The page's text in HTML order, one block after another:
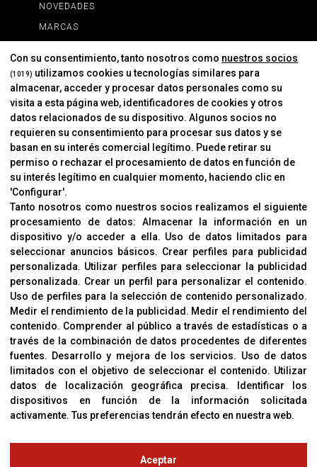
NOVEDADES
MARCAS
INFORMACIÓN
Contacto
Cambios Y Devoluciones
CORVER
Aviso Legal
Sobre Nosotros
Cookies
Política De Privacidad
OFICINAS
C/ Coneixement 5, 08850
Gavà (Barcelona)
CONTACTO
T. (+34) 93 638 38 60
corver@corver.es
Con su consentimiento, tanto nosotros como nuestros socios
(1019) utilizamos cookies u tecnologías similares para
almacenar, acceder y procesar datos personales como su
visita a esta página web, identificadores de cookies y otros
datos relacionados de su dispositivo. Algunos socios no
requieren su consentimiento para procesar sus datos y se
basan en su interés comercial legítimo. Puede retirar su
permiso o rechazar el procesamiento de datos en función de
su interés legítimo en cualquier momento, haciendo clic en
'Configurar'.
Tanto nosotros como nuestros socios realizamos el siguiente
procesamiento de datos: Almacenar la información en un
dispositivo y/o acceder a ella. Uso de datos limitados para
seleccionar anuncios básicos. Crear perfiles para publicidad
personalizada. Utilizar perfiles para seleccionar la publicidad
personalizada. Crear un perfil para personalizar el contenido.
Uso de perfiles para la selección de contenido personalizado.
Medir el rendimiento de la publicidad . Medir el rendimiento del
contenido. Comprender al público a través de estadísticas o a
través de la combinación de datos procedentes de diferentes
fuentes. Desarrollo y mejora de los servicios. Uso de datos
limitados con el objetivo de seleccionar el contenido. Utilizar
datos de localización geográfica precisa.
Identificar los
dispositivos en función de la información solicitada
activamente.Tus preferencias tendrán efecto en nuestra web.
Aceptar